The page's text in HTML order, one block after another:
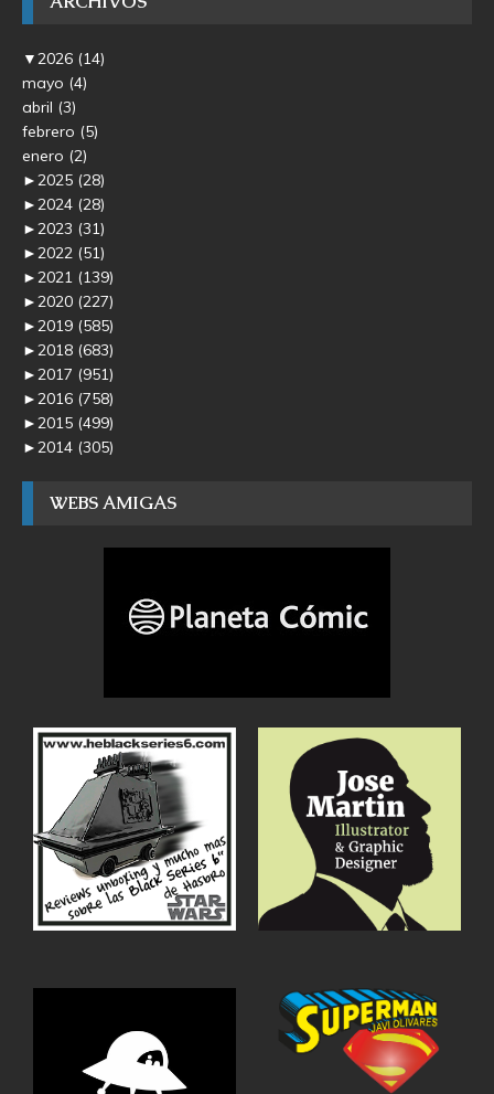
▼2026 (14)
mayo (4)
abril (3)
febrero (5)
enero (2)
►2025 (28)
►2024 (28)
►2023 (31)
►2022 (51)
►2021 (139)
►2020 (227)
►2019 (585)
►2018 (683)
►2017 (951)
►2016 (758)
►2015 (499)
►2014 (305)
WEBS AMIGAS